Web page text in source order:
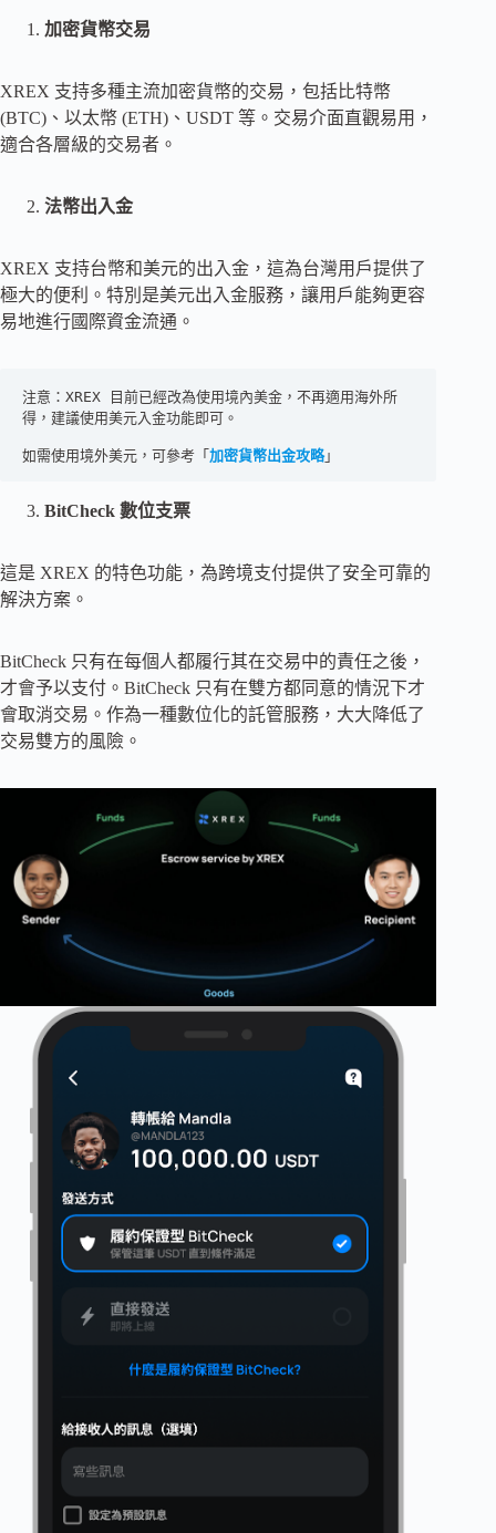
加密貨幣交易
XREX 支持多種主流加密貨幣的交易，包括比特幣
(BTC)、以太幣 (ETH)、USDT 等。交易介面直觀易用，
適合各層級的交易者。
法幣出入金
XREX 支持台幣和美元的出入金，這為台灣用戶提供了
極大的便利。特別是美元出入金服務，讓用戶能夠更容
易地進行國際資金流通。
注意：XREX 目前已經改為使用境內美金，不再適用海外所
得，建議使用美元入金功能即可。
如需使用境外美元，可參考「 加密貨幣出金攻略」
BitCheck 數位支票
這是 XREX 的特色功能，為跨境支付提供了安全可靠的
解決方案。
BitCheck 只有在每個人都履行其在交易中的責任之後，
才會予以支付。BitCheck 只有在雙方都同意的情況下才
會取消交易。作為一種數位化的託管服務，大大降低了
交易雙方的風險。